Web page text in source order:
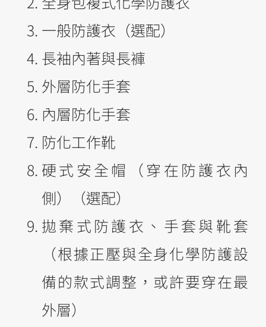
一般防護衣（選配）
長袖內著與長褲
外層防化手套
內層防化手套
防化工作靴
硬式安全帽（穿在防護衣內
側）（選配）
拋棄式防護衣、手套與靴套
（根據正壓與全身化學防護設
備的款式調整，或許要穿在最
外層）